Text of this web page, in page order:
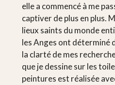
elle a commencé à me
captiver de plus en plus.
lieux saints du monde
les Anges ont déterminé
la clarté de mes
que je dessine sur les
peintures est réalisée